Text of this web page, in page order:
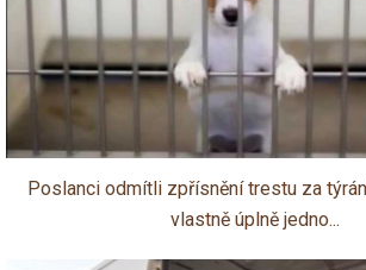
Poslanci odmítli zpřísnění trestu za
vlastně úplně jedno...